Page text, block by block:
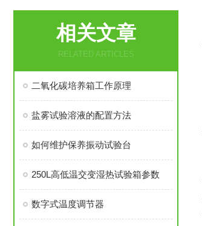
相关文章
RELATED ARTICLES
二氧化碳培养箱工作原理
盐雾试验溶液的配置方法
如何维护保养振动试验台
250L高低温交变湿热试验箱参数
数字式温度调节器